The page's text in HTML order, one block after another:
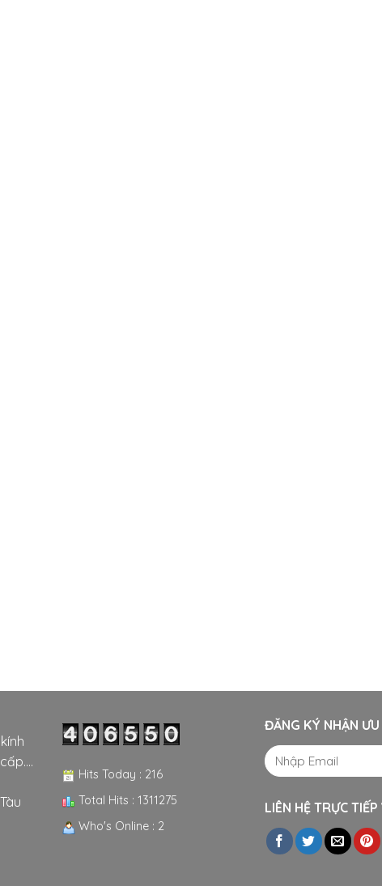
Hits Today : 216
Total Hits : 1311275
Who's Online : 2
ĐĂNG KÝ NHẬN
LIÊN HỆ TRỰC